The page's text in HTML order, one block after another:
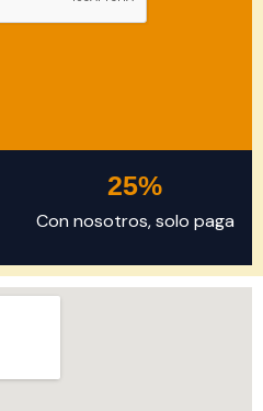
Con nosotros, solo paga
25%